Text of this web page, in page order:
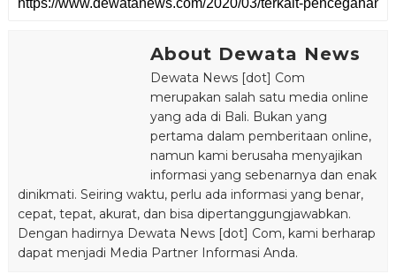
About Dewata News
Dewata News [dot] Com
merupakan salah satu media online
yang ada di Bali. Bukan yang
pertama dalam pemberitaan online,
namun kami berusaha menyajikan
informasi yang sebenarnya dan enak
dinikmati. Seiring waktu, perlu ada informasi yang benar,
cepat, tepat, akurat, dan bisa dipertanggungjawabkan.
Dengan hadirnya Dewata News [dot] Com, kami berharap
dapat menjadi Media Partner Informasi Anda.